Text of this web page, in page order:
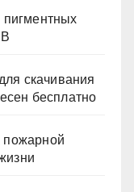
скачивания
бесплатно
пожарной